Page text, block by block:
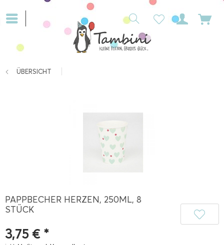
ÜBERSICHT
PAPPBECHER HERZEN, 250ML, 8
STÜCK
3,75 € *